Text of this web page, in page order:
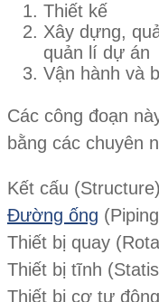
Thiết kế
Xây dựng,
quản lí dự án
Vận hành và
Các công đoạn
bằng các chuyên
Kết cấu (Structure)
Đường ống
Thiết bị quay
Thiết bị tĩnh
Thiết bị cơ tự